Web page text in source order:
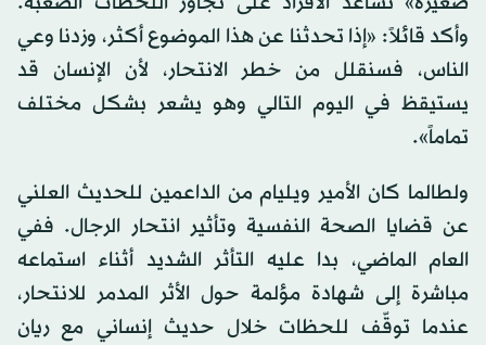
وأكد قائلاً: «إذا تحدثنا عن هذا الموضوع أكثر، وزدنا وعي
الناس، فسنقلل من خطر الانتحار، لأن الإنسان قد
يستيقظ في اليوم التالي وهو يشعر بشكل مختلف
تماماً».
ولطالما كان الأمير ويليام من الداعمين للحديث العلني
عن قضايا الصحة النفسية وتأثير انتحار الرجال. ففي
العام الماضي، بدا عليه التأثر الشديد أثناء استماعه
مباشرة إلى شهادة مؤلمة حول الأثر المدمر للانتحار،
عندما توقّف للحظات خلال حديث إنساني مع ريان